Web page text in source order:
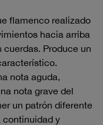
flamenco realizado
hacia arriba
cuerdas. Produce un
nota aguda,
nota grave del
un patrón diferente
continuidad y